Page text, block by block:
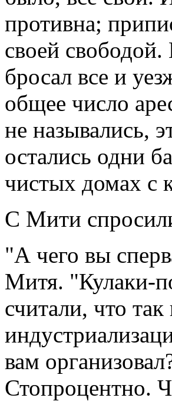
противна;
своей
бросал все и
общее число
не назывались,
остались одни
чистых домах с
С Мити
"А чего вы
Митя. "Кулаки-
считали, что
вам
Стопроцентно.